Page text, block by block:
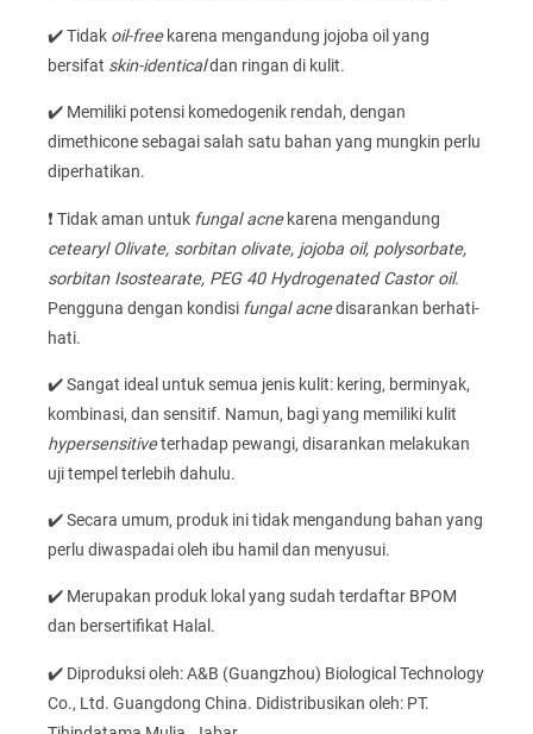
✔️ Tidak oil-freekarena mengandung jojoba oil yang
bersifat skin-identicaldan ringan di kulit.
✔️ Memiliki potensi komedogenik rendah, dengan
dimethicone sebagai salah satu bahan yang mungkin perlu
diperhatikan.
❗ Tidak aman untuk fungal acnekarena mengandung
cetearyl Olivate, sorbitan olivate, jojoba oil, polysorbate,
sorbitan Isostearate, PEG 40 Hydrogenated Castor oil.
Pengguna dengan kondisi fungal acnedisarankan berhati-
hati.
✔️ Sangat ideal untuk semua jenis kulit: kering, berminyak,
kombinasi, dan sensitif. Namun, bagi yang memiliki kulit
hypersensitiveterhadap pewangi, disarankan melakukan
uji tempel terlebih dahulu.
✔️ Secara umum, produk ini tidak mengandung bahan yang
perlu diwaspadai oleh ibu hamil dan menyusui.
✔️ Merupakan produk lokal yang sudah terdaftar BPOM
dan bersertifikat Halal.
✔️ Diproduksi oleh: A&B (Guangzhou) Biological Technology
Co., Ltd. Guangdong China. Didistribusikan oleh: PT.